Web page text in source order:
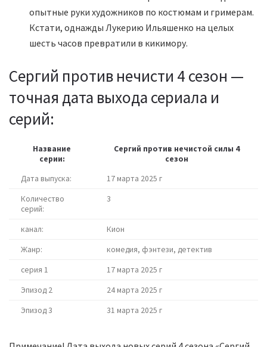
опытные руки художников по костюмам и гримерам.
Кстати, однажды Лукерию Ильяшенко на целых
шесть часов превратили в кикимору.
Сергий против нечисти 4 сезон —
точная дата выхода сериала и
серий:
Название
серии:
Сергий против нечистой силы 4
сезон
Дата выпуска:
17 марта 2025 г
Количество
серий:
3
канал:
Кион
Жанр:
комедия, фэнтези, детектив
серия 1
17 марта 2025 г
Эпизод 2
24 марта 2025 г
Эпизод 3
31 марта 2025 г